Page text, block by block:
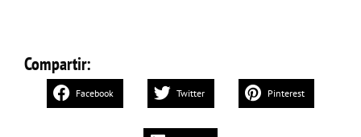
Compartir:
Facebook Twitter Pinterest